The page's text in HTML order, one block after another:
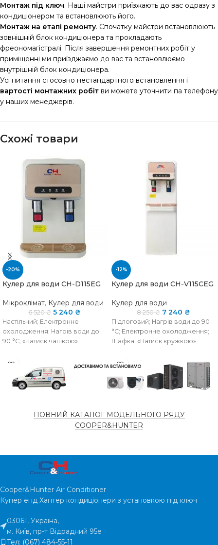
Монтаж під ключ. Наші майстри приїзжають до вас одразу з
кондиціонером та встановлюють його.
Монтаж на етапі ремонту. Спочатку майстри встановлюють
зовнішній блок кондиціонера та прокладають
фреономагістралі. Після завершення ремонтних робіт у
приміщенні ми приїзджаємо до вас та встановлюємо
внутрішній блок кондиціонера.
Усі питання стосовно нестандартного встановлення і
вартості монтажних робіт ви можете уточнити па телефону
у наших менеджерів.
Схожі товари
-20%
Кулер для води CH-D115EG
Мікроклімат, Кулер для води
6 520₴ 5 240 ₴
Настільний; Електронне
охолодження; Нагрів води до
90 °С; «Натиск чашкою»
НАЯВНІСТЬ НА
СКЛАДІ
є в
ОХОЛОДЖЕННЯ
-12%
Кулер для води CH-V115CEG
Кулер для води
8 250₴ 7 240 ₴
Підлоговий; Нагрів води до 90
°С; Електронне охолодження;
Шафка; «Натиск кружкою»
НАЯВНІСТЬ НА
СКЛАДІ
ПОВНИЙ КАТАЛОГ МОДЕЛЬНОГО РЯДУ
COOPER&HUNTER
Cooper&Hunter Air Conditioner
Купер енд Хантер кондиціонери з установкою під ключ
03061, Україна,
м. Київ, пр-т Відрадний 95е
Тел: (067) 484-55-11